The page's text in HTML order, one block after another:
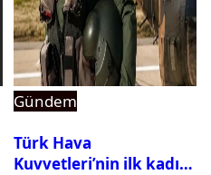
Gündem
Türk Hava
Kuvvetleri’nin ilk kadın